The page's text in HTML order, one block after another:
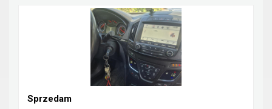
Sprzedam